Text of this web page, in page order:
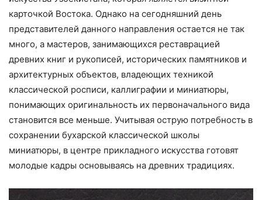
карточкой Востока. Однако на сегодняшний день
представителей данного направления остается не так
много, а мастеров, занимающихся реставрацией
древних книг и рукописей, исторических памятников и
архитектурных объектов, владеющих техникой
классической росписи, каллиграфии и миниатюры,
понимающих оригинальность их первоначального вида
становится все меньше. Учитывая острую потребность в
сохранении бухарской классической школы
миниатюры, в центре прикладного искусства готовят
молодые кадры основываясь на древних традициях.